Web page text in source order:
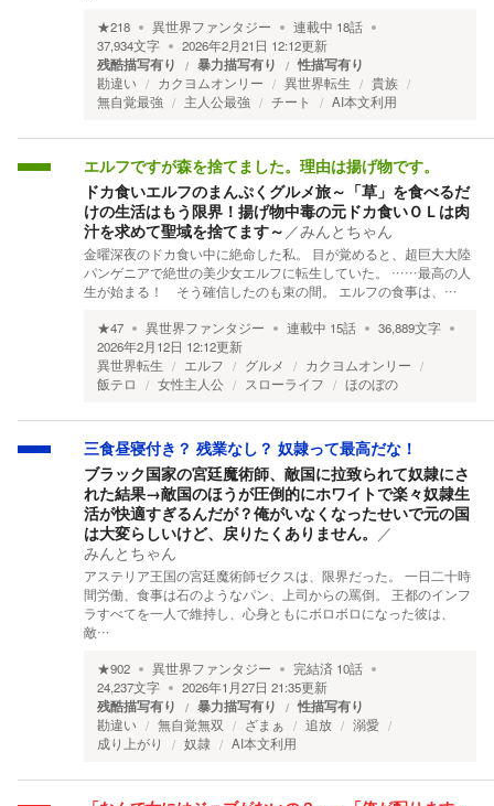
★218 異世界ファンタジー 連載中 18話
37,934文字 2026年2月21日 12:12更新
残酷描写有り 暴力描写有り 性描写有り
勘違い カクヨムオンリー 異世界転生
貴族
無自覚最強
主人公最強 チート AI本文利用
エルフですが森を捨てました。理由は揚げ物です。
ドカ食いエルフのまんぷくグルメ旅～「草」を食べるだ
けの生活はもう限界！揚げ物中毒の元ドカ食いＯＬは肉
汁を求めて聖域を捨てます～ ／みんとちゃん
金曜深夜のドカ食い中に絶命した私。 目が覚めると、超巨大大陸
パンゲニアで絶世の美少女エルフに転生していた。 ……最高の人
生が始まる！ そう確信したのも束の間。 エルフの食事は、…
★47 異世界ファンタジー 連載中 15話 36,889文字
2026年2月12日 12:12更新
異世界転生
エルフ グルメ
カクヨムオンリー
飯テロ
女性主人公 スローライフ ほのぼの
三食昼寝付き？ 残業なし？ 奴隷って最高だな！
ブラック国家の宮廷魔術師、敵国に拉致られて奴隷にさ
れた結果→敵国のほうが圧倒的にホワイトで楽々奴隷生
活が快適すぎるんだが？俺がいなくなったせいで元の国
は大変らしいけど、戻りたくありません。 ／
みんとちゃん
アステリア王国の宮廷魔術師ゼクスは、限界だった。 一日二十時
間労働、食事は石のようなパン、上司からの罵倒。 王都のインフ
ラすべてを一人で維持し、心身ともにボロボロになった彼は、
敵…
★902 異世界ファンタジー 完結済 10話
24,237文字 2026年1月27日 21:35更新
残酷描写有り 暴力描写有り 性描写有り
勘違い 無自覚無双 ざまぁ 追放
溺愛
成り上がり
奴隷 AI本文利用